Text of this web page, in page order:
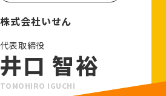
株式会社いせん
代表取締役
井口 智裕
TOMOHIRO IGUCHI